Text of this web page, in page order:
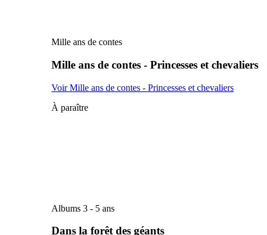
Mille ans de contes
Mille ans de contes - Princesses et chevaliers
Voir Mille ans de contes - Princesses et chevaliers
À paraître
Albums 3 - 5 ans
Dans la forêt des géants